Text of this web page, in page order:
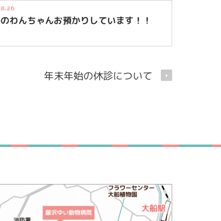
わんちゃんお預かりしています！！
年末年始の休診について